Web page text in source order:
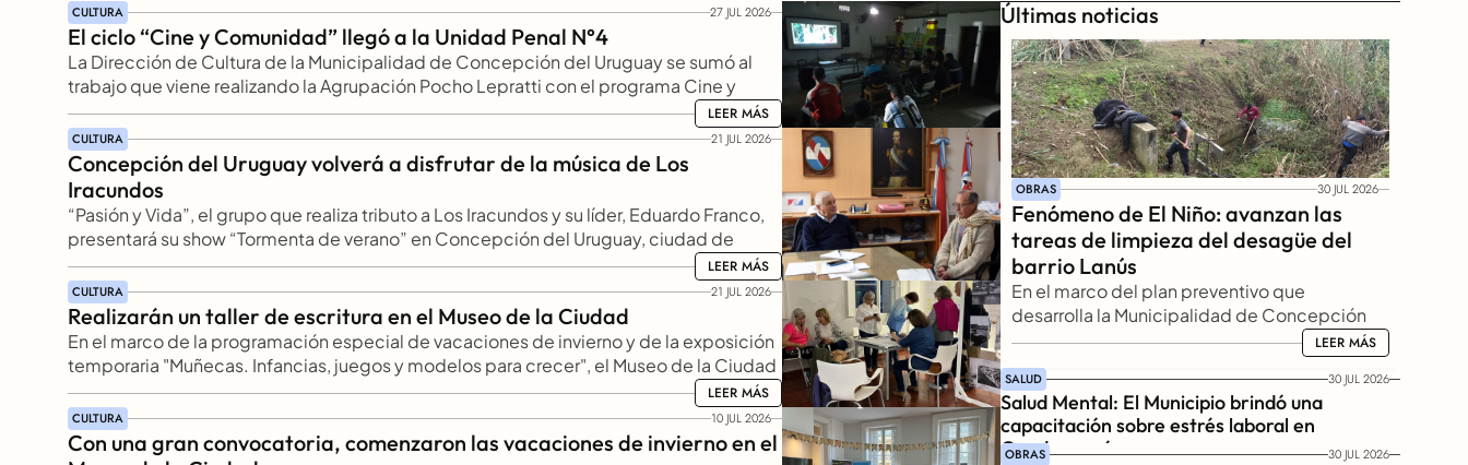
CULTURA 27 JUL 2026
El ciclo “Cine y Comunidad” llegó a la Unidad Penal N°4
La Dirección de Cultura de la Municipalidad de Concepción del Uruguay se sumó al
trabajo que viene realizando la Agrupación Pocho Lepratti con el programa Cine y
Comunidad. Se realizaron y se realizarán proyecciones de películas de reflexión
destinadas a estudiantes del nivel secundario que cursan sus estudios dentro de
la Unidad Penal N°4 de Concepción del Uruguay.
LEER MÁS
LEER MÁS
CULTURA 21 JUL 2026
Concepción del Uruguay volverá a disfrutar de la música de Los
Iracundos
“Pasión y Vida”, el grupo que realiza tributo a Los Iracundos y su líder, Eduardo Franco,
presentará su show “Tormenta de verano” en Concepción del Uruguay, ciudad de
entrañable relación con el histórico grupo uruguayo. Será el sábado 10 de octubre a las
20.30 en el Auditorio Municipal “Carlos María Scelzi”, a beneficio de instituciones
locales.
LEER MÁS
LEER MÁS
CULTURA 21 JUL 2026
Realizarán un taller de escritura en el Museo de la Ciudad
En el marco de la programación especial de vacaciones de invierno y de la exposición
temporaria "Muñecas. Infancias, juegos y modelos para crecer", el Museo de la Ciudad
invita a participar de "Juguetes Perdidos", un taller de escritura a cargo de la escritora
uruguayense Marga Presas, que se realizará este miércoles 22 de julio, a las 16 horas.
LEER MÁS
LEER MÁS
CULTURA 10 JUL 2026
Con una gran convocatoria, comenzaron las vacaciones de invierno en el
Últimas noticias
OBRAS 30 JUL 2026
Fenómeno de El Niño: avanzan las
tareas de limpieza del desagüe del
barrio Lanús
En el marco del plan preventivo que
desarrolla la Municipalidad de Concepción
del Uruguay ante el escenario climático
previsto para los próximos meses, culminó la
primera etapa de limpieza integral del
desagüe conocido como "Pozo de Lanús",
ubicado en la intersección de avenida Italia y
Zubiaur.
LEER MÁS
LEER MÁS
SALUD 30 JUL 2026
Salud Mental: El Municipio brindó una
capacitación sobre estrés laboral en
Gendarmería
OBRAS 30 JUL 2026